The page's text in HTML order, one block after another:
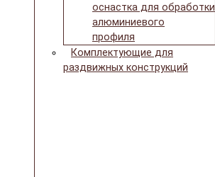
оснастка для обработки
алюминиевого
профиля
Комплектующие для
раздвижных конструкций